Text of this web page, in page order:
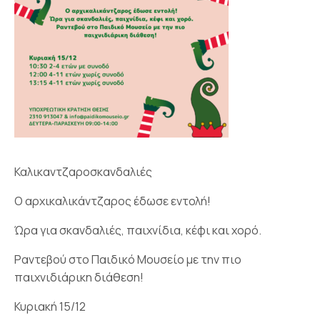
Καλικαντζαροσκανδαλιές
Ο αρχικαλικάντζαρος έδωσε εντολή!
Ώρα για σκανδαλιές, παιχνίδια, κέφι και χορό.
Ραντεβού στο Παιδικό Μουσείο με την πιο
παιχνιδιάρικη διάθεση!
Κυριακή 15/12